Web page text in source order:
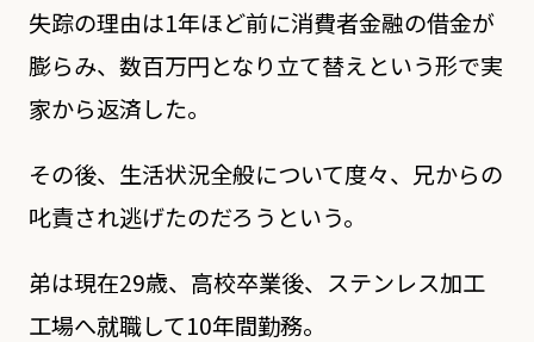
失踪の理由は1年ほど前に消費者金融の借金が
膨らみ、数百万円となり立て替えという形で実
家から返済した。
その後、生活状況全般について度々、兄からの
叱責され逃げたのだろうという。
弟は現在29歳、高校卒業後、ステンレス加工
工場へ就職して10年間勤務。